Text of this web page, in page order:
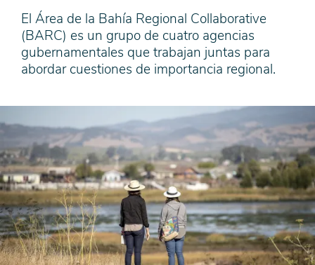
El Área de la Bahía Regional Collaborative
(BARC) es un grupo de cuatro agencias
gubernamentales que trabajan juntas para
abordar cuestiones de importancia regional.